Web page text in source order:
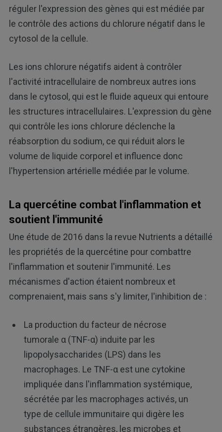
réguler l'expression des gènes qui est médiée par
le contrôle des actions du chlorure négatif dans le
cytosol de la cellule.
Les ions chlorure négatifs aident à contrôler
l'activité intracellulaire de nombreux autres ions
dans le cytosol, qui est le fluide aqueux qui entoure
les structures intracellulaires. L'expression du gène
qui contrôle les ions chlorure déclenche la
réabsorption du sodium, ce qui réduit alors le
volume de liquide corporel et influence donc
l'hypertension artérielle médiée par le volume.
La quercétine combat l'inflammation et
soutient l'immunité
Une étude de 2016 dans la revue Nutrients a détaillé
les propriétés de la quercétine pour combattre
l'inflammation et soutenir l'immunité. Les
mécanismes d'action étaient nombreux et
comprenaient, mais sans s'y limiter, l'inhibition de :
La production du facteur de nécrose
tumorale α (TNF-α) induite par les
lipopolysaccharides (LPS) dans les
macrophages. Le TNF-α est une cytokine
impliquée dans l'inflammation systémique,
sécrétée par les macrophages activés, un
type de cellule immunitaire qui digère les
substances étrangères, les microbes et